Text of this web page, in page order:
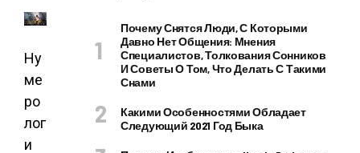
Ну
ме
ро
лог
и
Почему Снятся Люди, С Которыми
Давно Нет Общения: Мнения
Специалистов, Толкования Сонников
И Советы О Том, Что Делать С Такими
Снами
Какими Особенностями Обладает
Следующий 2021 Год Быка